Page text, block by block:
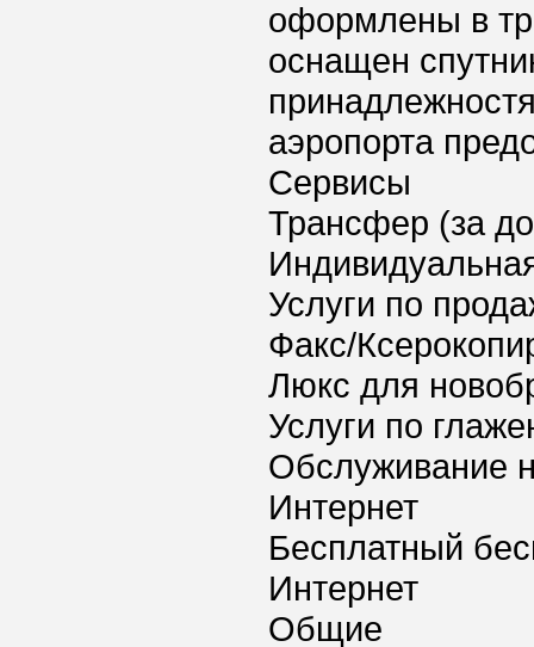
оформлены в
оснащен
аэропорта
Сервисы
Трансфер (за
Услуги по
Факс/
Люкс для
Услуги по
Обслуживание
Интернет
Бесплатный
Интернет
Общие